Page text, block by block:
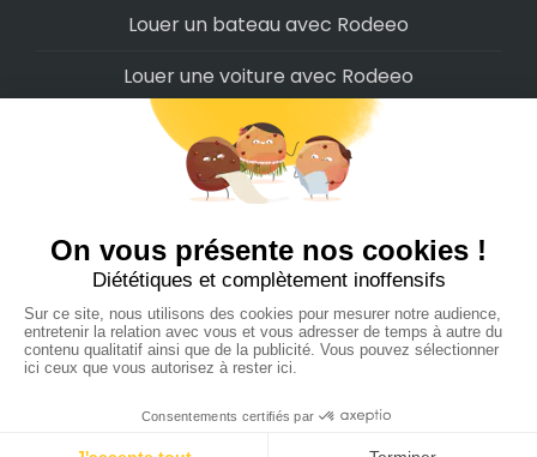
Louer un bateau avec Rodeeo
Louer une voiture avec Rodeeo
Louer une moto avec Rodeeo
Louer un scooter avec Rodeeo
Louer un Camping-Car avec Rodeeo
Rodeeo SAS © 2022- Politique de confidentialité